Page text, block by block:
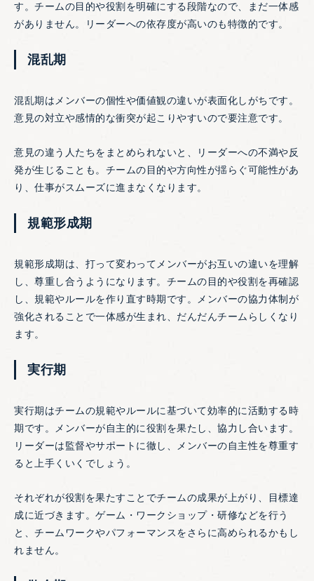
す。チームの目的や役割を明確にする段階なので、まだ一体感
がありません。リーダーへの依存度が高いのも特徴的です。
混乱期
混乱期はメンバーの個性や価値観の違いが表面化しがちです。
意見の対立や感情的な衝突が起こりやすいので要注意です。
意見の違う人たちをまとめられないと、リーダーへの不満や反
発が生じることも。チームの目的や方向性が揺らぐ可能性があ
り、仕事がスムーズに進まなくなります。
規範形成期
規範形成期は、打って変わってメンバーがお互いの違いを理解
し、尊重し合うようになります。チームの目的や役割を再確認
し、規範やルールを作り直す時期です。メンバーの協力体制が
強化されることで一体感が生まれ、だんだんチームらしくなり
ます。
実行期
実行期はチームの規範やルールに基づいて効率的に活動する時
期です。メンバーが自主的に役割を果たし、協力し合います。
リーダーは監督やサポートに徹し、メンバーの自主性を尊重す
ると上手くいくでしょう。
それぞれが役割を果たすことでチームの成果が上がり、目標達
成に近づきます。ゲーム・ワークショップ・研修などを行う
と、チームワークやパフォーマンスをさらに高められるかもし
れません。